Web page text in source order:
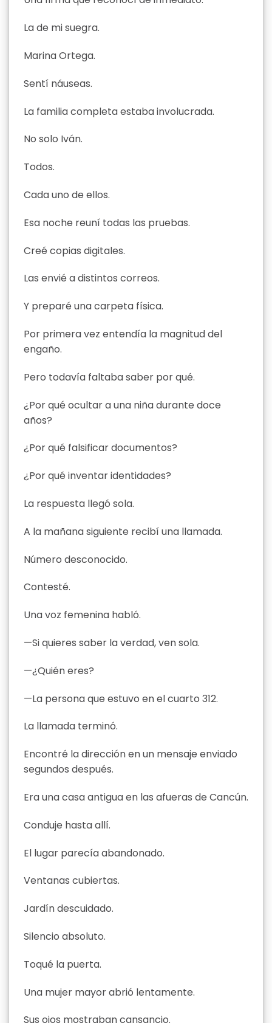
La de mi suegra.
Marina Ortega.
Sentí náuseas.
La familia completa estaba involucrada.
No solo Iván.
Todos.
Cada uno de ellos.
Esa noche reuní todas las pruebas.
Creé copias digitales.
Las envié a distintos correos.
Y preparé una carpeta física.
Por primera vez entendía la magnitud del
engaño.
Pero todavía faltaba saber por qué.
¿Por qué ocultar a una niña durante doce
años?
¿Por qué falsificar documentos?
¿Por qué inventar identidades?
La respuesta llegó sola.
A la mañana siguiente recibí una llamada.
Número desconocido.
Contesté.
Una voz femenina habló.
—Si quieres saber la verdad, ven sola.
—¿Quién eres?
—La persona que estuvo en el cuarto 312.
La llamada terminó.
Encontré la dirección en un mensaje enviado
segundos después.
Era una casa antigua en las afueras de Cancún.
Conduje hasta allí.
El lugar parecía abandonado.
Ventanas cubiertas.
Jardín descuidado.
Silencio absoluto.
Toqué la puerta.
Una mujer mayor abrió lentamente.
Sus ojos mostraban cansancio.